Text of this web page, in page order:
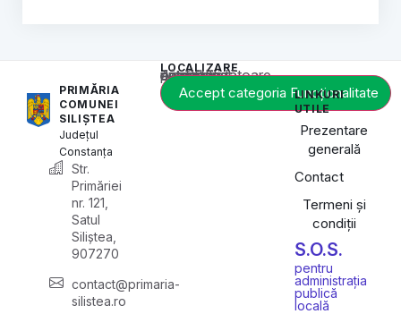
PRIMĂRIA
COMUNEI
SILIȘTEA
Județul
Constanța
Str.
Primăriei
nr. 121,
Satul
Siliștea,
907270
contact@primaria-
silistea.ro
LOCALIZARE
Acest conținut este blocat până când acceptați categoria corespunzătoare de cookie-uri.
Accept categoria Funcționalitate
LINKURI
UTILE
Prezentare
generală
Contact
Termeni și
condiții
S.O.S.
pentru
administrația
publică
locală